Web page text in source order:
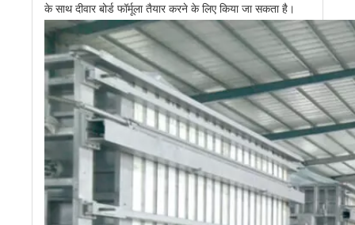
के साथ दीवार बोर्ड फॉर्मूला तैयार करने के लिए किया जा सकता है।